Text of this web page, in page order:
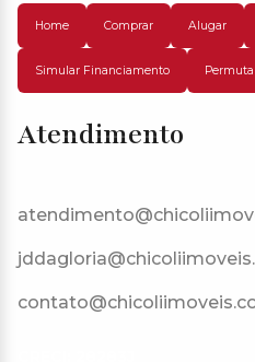
Home Comprar Alugar
Simular Financiamento Permuta
Atendimento